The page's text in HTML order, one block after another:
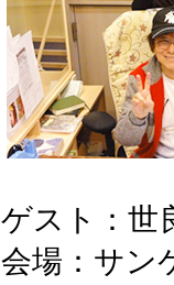
ゲスト：世
会場：サン